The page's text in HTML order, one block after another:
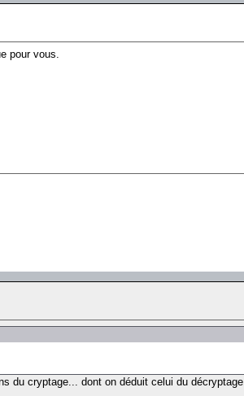
pour vous.
du cryptage... dont on déduit celui du décryptage.